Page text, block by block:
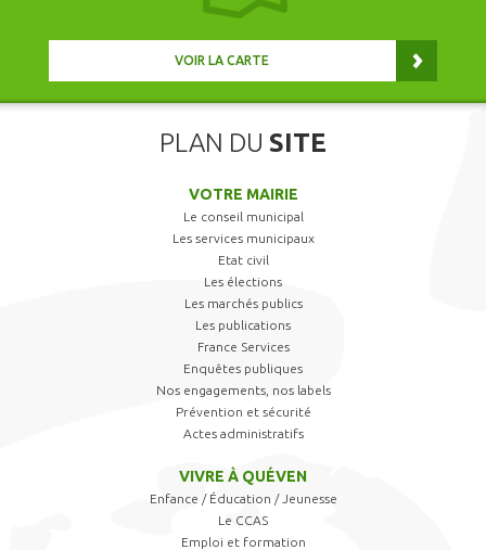
VOIR LA CARTE
PLAN DU SITE
VOTRE MAIRIE
Le conseil municipal
Les services municipaux
Etat civil
Les élections
Les marchés publics
Les publications
France Services
Enquêtes publiques
Nos engagements, nos labels
Prévention et sécurité
Actes administratifs
VIVRE À QUÉVEN
Enfance / Éducation / Jeunesse
Le CCAS
Emploi et formation